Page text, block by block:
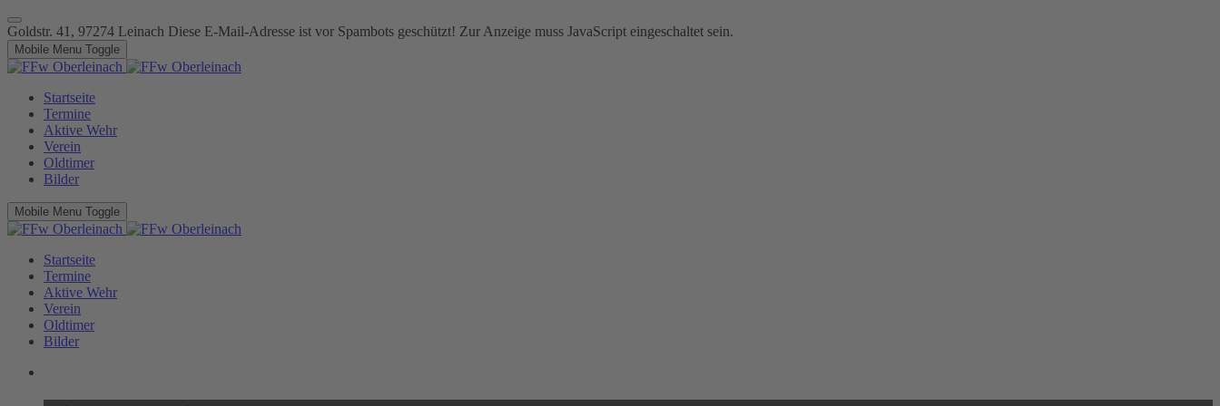
Goldstr. 41, 97274 Leinach Diese E-Mail-Adresse ist vor Spambots geschützt! Zur Anzeige muss JavaScript eingeschaltet sein.
Mobile Menu Toggle
Startseite
Termine
Aktive Wehr
Verein
Oldtimer
Bilder
Mobile Menu Toggle
Startseite
Termine
Aktive Wehr
Verein
Oldtimer
Bilder